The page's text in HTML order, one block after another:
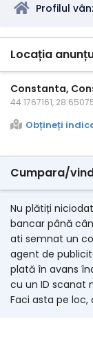
Profilul
Locația
Constanta,
44.1767161,
Obțineți
Cumpara/
Nu plătiți
bancar până
ati semnat un
agent de
plată în avans
cu un ID scanat
Faci asta pe